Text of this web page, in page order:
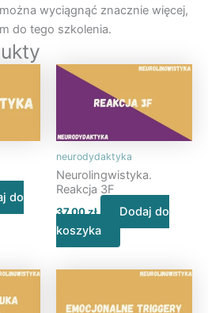
wyciągnąć znacznie więcej,
do tego szkolenia.
do
neurodydaktyka
Neurolingwistyka.
Reakcja 3F
37,00zł
Dodaj do
koszyka